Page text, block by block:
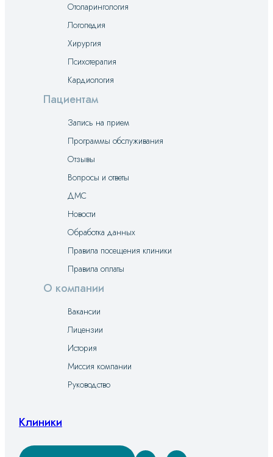
Отоларингология
Логопедия
Хирургия
Психотерапия
Кардиология
Пациентам
Запись на прием
Программы обслуживания
Отзывы
Вопросы и ответы
ДМС
Новости
Обработка данных
Правила посещения клиники
Правила оплаты
О компании
Вакансии
Лицензии
История
Миссия компании
Руководство
Клиники